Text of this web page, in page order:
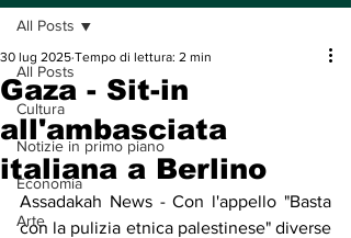
All Posts
Cultura
Notizie in primo piano
Economia
Arte
All Posts
Gaza - Sit-in
all'ambasciata
italiana a Berlino
30 lug 2025 Tempo di lettura: 2 min
Assadakah News - Con l'appello "Basta
con la pulizia etnica palestinese" diverse